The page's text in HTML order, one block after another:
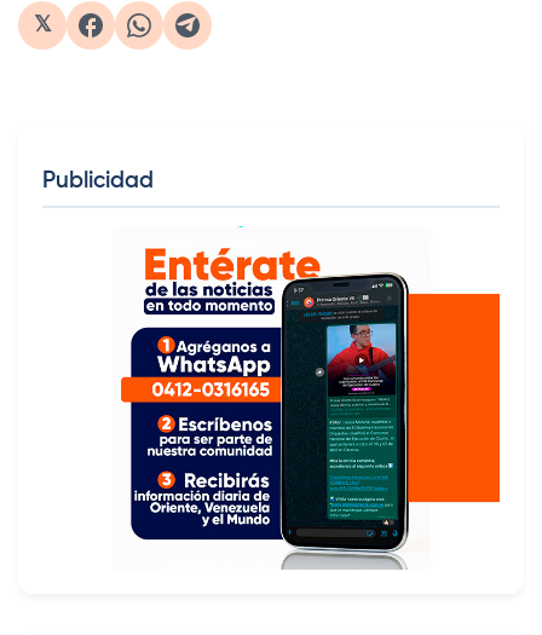
𝕏
Publicidad